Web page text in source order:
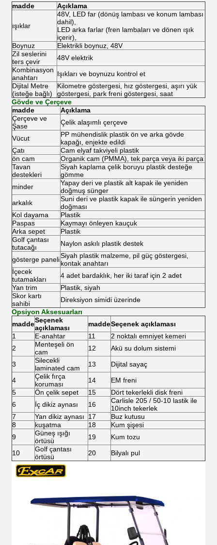
madde
Açıklama
ışıklar
48V, LED far (dönüş lambası ve konum lambası
dahil),
LED arka farlar (fren lambaları ve dönen ışık
içerir),
Boynuz
Elektrikli boynuz, 48V
Zil seslerini
ters çevir
48V elektrik
Kombinasyon
anahtarı
Işıkları ve boynuzu kontrol et
Dijital Metre
(isteğe bağlı)
Kilometre göstergesi, hız göstergesi, aşırı yük
göstergesi, park freni göstergesi, saat
Gövde ve Çerçeve
madde
Açıklama
Çerçeve ve
Şase
Çelik alaşımlı çerçeve
Vücut
PP mühendislik plastik ön ve arka gövde
kapağı, enjekte edildi
Çatı
Cam elyaf takviyeli plastik
ön cam
Organik cam (PMMA), tek parça veya iki parça
Tavan
destekleri
Siyah kaplama çelik boruyu plastik desteğe
gömme
minder
Yapay deri ve plastik alt kapak ile yeniden
doğmuş sünger
arkalık
Suni deri ve plastik kapak ile süngerin yeniden
doğması
Kol dayama
Plastik
Paspas
Kaymayı önleyen kauçuk
Arka sepet
Plastik
Golf çantası
tutacağı
Naylon askılı plastik destek
gösterge paneliSiyah plastik malzeme, pil güç göstergesi,
kontak anahtarı
İçecek
tutamakları
4 adet bardaklık, her iki taraf için 2 adet
Yan trim
Plastik, siyah
Skor kartı
sahibi
Direksiyon simidi üzerinde
Opsiyon Aksesuarları
maddeSeçenek
açıklaması
maddeSeçenek açıklaması
1
E-anahtar 11
2 noktalı emniyet kemeri
2
Menteşeli ön
cam
12 Akü su dolum sistemi
3
Silecekli
laminated cam
13 Dijital sayaç
4
Çelik fırça
koruması
14
EM freni
5
Ön çelik sepet 15
Dört tekerlekli disk freni
6
İç dikiz aynası 16
Carlisle 205 / 50-10 lastik ile
10inch tekerlek
7
Yan dikiz aynası 17
Buz kutusu
8
kuşatma 18
Kum şişesi
9
Güneş ışığı
örtüsü
19 Kum tozu
10
Golf çantası
örtüsü
20 Bilyalı pul